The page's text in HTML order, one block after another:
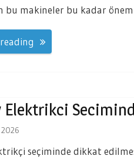
bu makineler bu kadar
Elektrikci
seçiminde dikkat